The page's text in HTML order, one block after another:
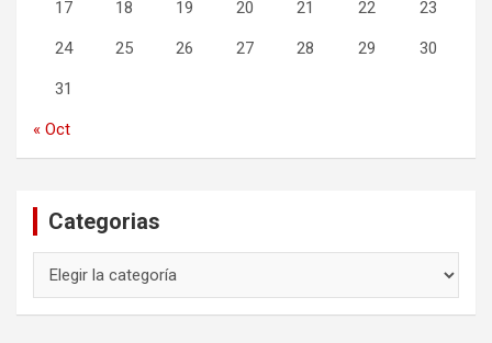
17 18 19 20 21 22 23
24 25 26 27 28 29 30
31
« Oct
Categorias